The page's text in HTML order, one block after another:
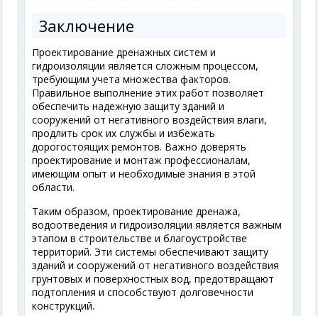
Заключение
Проектирование дренажных систем и
гидроизоляции является сложным процессом,
требующим учета множества факторов.
Правильное выполнение этих работ позволяет
обеспечить надежную защиту зданий и
сооружений от негативного воздействия влаги,
продлить срок их службы и избежать
дорогостоящих ремонтов. Важно доверять
проектирование и монтаж профессионалам,
имеющим опыт и необходимые знания в этой
области.
Таким образом, проектирование дренажа,
водоотведения и гидроизоляции является важным
этапом в строительстве и благоустройстве
территорий. Эти системы обеспечивают защиту
зданий и сооружений от негативного воздействия
грунтовых и поверхностных вод, предотвращают
подтопления и способствуют долговечности
конструкций.